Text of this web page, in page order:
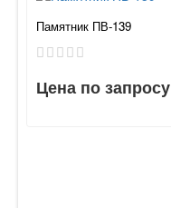
Памятник ПВ-139
Цена по запросу